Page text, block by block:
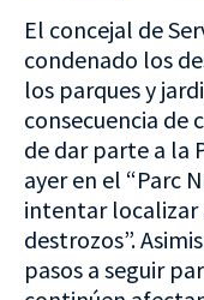
El concejal de
condenado los
los parques y
consecuencia de
de dar parte a la
ayer en el “Parc
intentar localizar
destrozos”.
pasos a seguir